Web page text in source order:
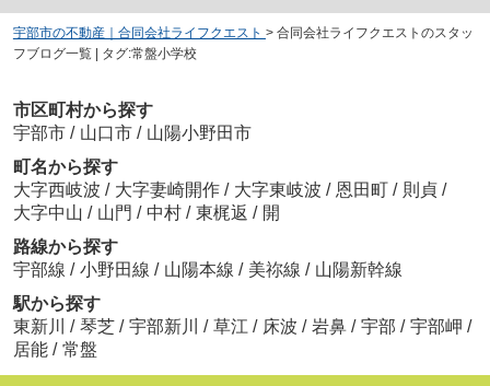
宇部市の不動産｜合同会社ライフクエスト > 合同会社ライフクエストのスタッ
フブログ一覧 | タグ:常盤小学校
市区町村から探す
宇部市 / 山口市 / 山陽小野田市
町名から探す
大字西岐波 / 大字妻崎開作 / 大字東岐波 / 恩田町 / 則貞 /
大字中山 / 山門 / 中村 / 東梶返 / 開
路線から探す
宇部線 / 小野田線 / 山陽本線 / 美祢線 / 山陽新幹線
駅から探す
東新川
/ 琴芝 / 宇部新川 / 草江 / 床波 / 岩鼻 / 宇部 / 宇部岬 /
居能 / 常盤